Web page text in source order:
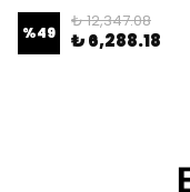
%49
₺ 12,347.08
₺ 6,288.18